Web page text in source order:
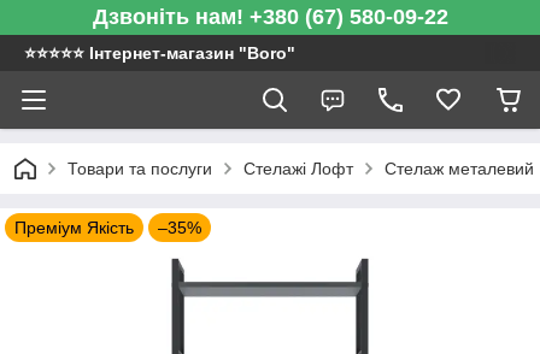
Дзвоніть нам! +380 (67) 580-09-22
⭐️⭐️⭐️⭐️⭐️ Інтернет-магазин "Boro"
Товари та послуги Стелажі Лофт Стелаж металевий
Преміум Якість –35%